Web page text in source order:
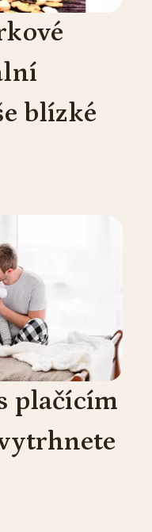
blízké
plačícím